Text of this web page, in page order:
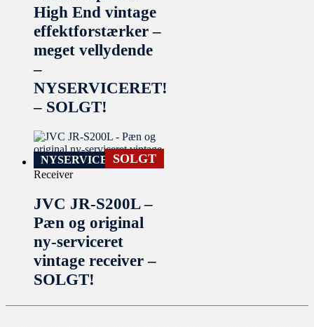
High End vintage
effektforstærker –
meget vellydende
–
NYSERVICERET!
– SOLGT!
NYSERVICERETSOLGT
Receiver
JVC JR-S200L –
Pæn og original
ny-serviceret
vintage receiver –
SOLGT!